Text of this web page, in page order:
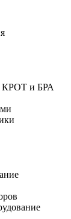
КРОТ и БРА